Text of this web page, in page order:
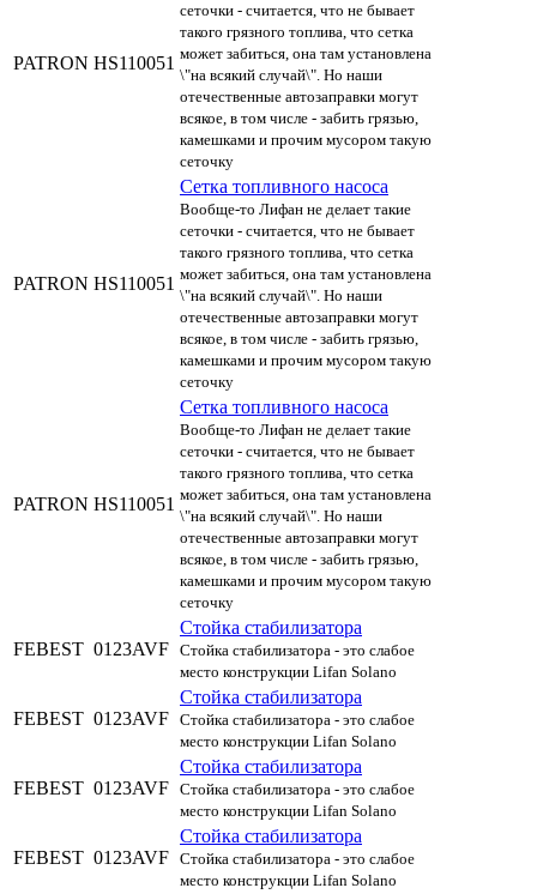
PATRON HS110051
сеточки - считается, что не бывает
такого грязного топлива, что сетка
может забиться, она там установлена
\"на всякий случай\". Но наши
отечественные автозаправки могут
всякое, в том числе - забить грязью,
камешками и прочим мусором такую
сеточку
PATRON HS110051
Сетка топливного насоса
Вообще-то Лифан не делает такие
сеточки - считается, что не бывает
такого грязного топлива, что сетка
может забиться, она там установлена
\"на всякий случай\". Но наши
отечественные автозаправки могут
всякое, в том числе - забить грязью,
камешками и прочим мусором такую
сеточку
PATRON HS110051
Сетка топливного насоса
Вообще-то Лифан не делает такие
сеточки - считается, что не бывает
такого грязного топлива, что сетка
может забиться, она там установлена
\"на всякий случай\". Но наши
отечественные автозаправки могут
всякое, в том числе - забить грязью,
камешками и прочим мусором такую
сеточку
FEBEST 0123AVF
Стойка стабилизатора
Стойка стабилизатора - это слабое
место конструкции Lifan Solano
FEBEST 0123AVF
Стойка стабилизатора
Стойка стабилизатора - это слабое
место конструкции Lifan Solano
FEBEST 0123AVF
Стойка стабилизатора
Стойка стабилизатора - это слабое
место конструкции Lifan Solano
FEBEST 0123AVF
Стойка стабилизатора
Стойка стабилизатора - это слабое
место конструкции Lifan Solano